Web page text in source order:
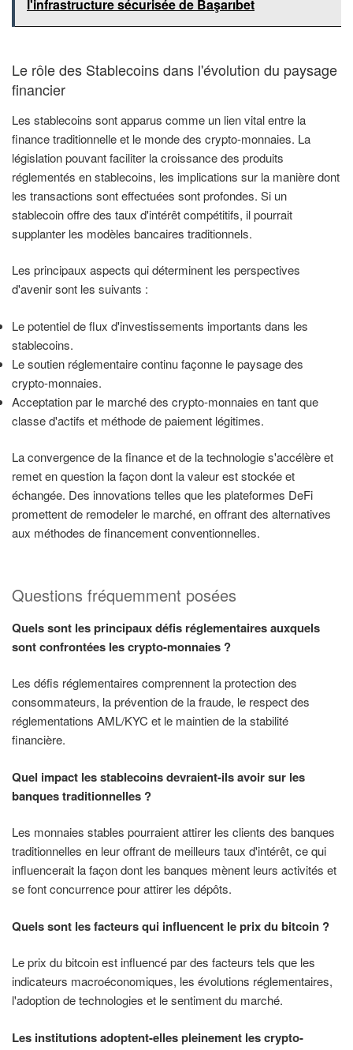
l'infrastructure sécurisée de Başarıbet
Le rôle des Stablecoins dans l'évolution du paysage
financier
Les stablecoins sont apparus comme un lien vital entre la
finance traditionnelle et le monde des crypto-monnaies. La
législation pouvant faciliter la croissance des produits
réglementés en stablecoins, les implications sur la manière dont
les transactions sont effectuées sont profondes. Si un
stablecoin offre des taux d'intérêt compétitifs, il pourrait
supplanter les modèles bancaires traditionnels.
Les principaux aspects qui déterminent les perspectives
d'avenir sont les suivants :
Le potentiel de flux d'investissements importants dans les
stablecoins.
Le soutien réglementaire continu façonne le paysage des
crypto-monnaies.
Acceptation par le marché des crypto-monnaies en tant que
classe d'actifs et méthode de paiement légitimes.
La convergence de la finance et de la technologie s'accélère et
remet en question la façon dont la valeur est stockée et
échangée. Des innovations telles que les plateformes DeFi
promettent de remodeler le marché, en offrant des alternatives
aux méthodes de financement conventionnelles.
Questions fréquemment posées
Quels sont les principaux défis réglementaires auxquels
sont confrontées les crypto-monnaies ?
Les défis réglementaires comprennent la protection des
consommateurs, la prévention de la fraude, le respect des
réglementations AML/KYC et le maintien de la stabilité
financière.
Quel impact les stablecoins devraient-ils avoir sur les
banques traditionnelles ?
Les monnaies stables pourraient attirer les clients des banques
traditionnelles en leur offrant de meilleurs taux d'intérêt, ce qui
influencerait la façon dont les banques mènent leurs activités et
se font concurrence pour attirer les dépôts.
Quels sont les facteurs qui influencent le prix du bitcoin ?
Le prix du bitcoin est influencé par des facteurs tels que les
indicateurs macroéconomiques, les évolutions réglementaires,
l'adoption de technologies et le sentiment du marché.
Les institutions adoptent-elles pleinement les crypto-